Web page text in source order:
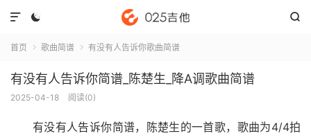
 

首页  歌曲简谱  有没有人告诉你歌曲简谱
有没有人告诉你简谱_陈楚生_降A调歌曲简谱
2025-04-18 阅读(0)
有没有人告诉你简谱，陈楚生的一首歌，歌曲为4/4拍